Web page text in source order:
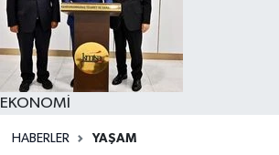
EKONOMİ
HABERLER YAŞAM
YAŞAM